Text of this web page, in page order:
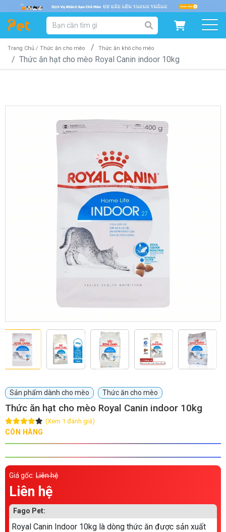
DANH MỤC SẢN PHẨM
SẢN PHẨM DÀNH CHO MÈO SẢN PHẨM DÀNH CHO CHÓ
Khách sạn chó mèo Spa chó mèo
Dịch vụ cắt tỉa lông chó
mèo
Dịch vụ huấn luyện chó
Dịch vụ mua bán chó
mèo
Dịch vụ phối giống chó
mèo
TIN TỨC
spa cho thú cưng
Thông tin về chó
CHÍNH SÁCH
Trang Chủ / Thức ăn cho mèo Thức ăn khô cho mèo
Thức ăn hạt cho mèo Royal Canin indoor 10kg
Sản phẩm dành cho mèo Thức ăn cho mèo
Thức ăn hạt cho mèo Royal Canin indoor 10kg
(Xem 1 đánh giá)
CÒN HÀNG
Giá gốc: Liên hệ
Liên hệ
Fago Pet:
Royal Canin Indoor 10kg là dòng thức ăn được sản xuất